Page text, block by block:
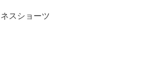
スショーツ